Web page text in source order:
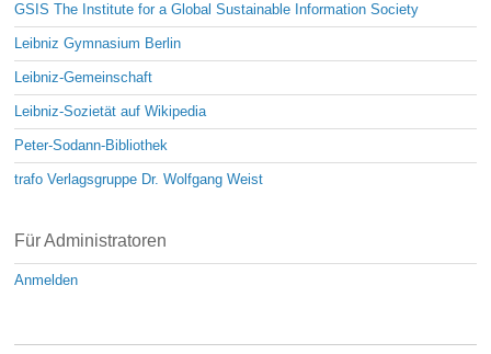
GSIS The Institute for a Global Sustainable Information Society
Leibniz Gymnasium Berlin
Leibniz-Gemeinschaft
Leibniz-Sozietät auf Wikipedia
Peter-Sodann-Bibliothek
trafo Verlagsgruppe Dr. Wolfgang Weist
Für Administratoren
Anmelden